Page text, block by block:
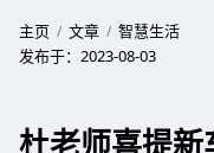
主页 文章
智慧生活
发布于： 2023-08-03
杜老师喜提新